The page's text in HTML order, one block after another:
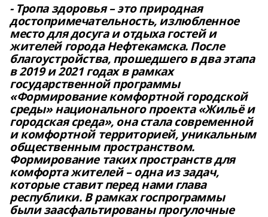
- Тропа здоровья – это природная
достопримечательность, излюбленное
место для досуга и отдыха гостей и
жителей города Нефтекамска. После
благоустройства, прошедшего в два этапа
в 2019 и 2021 годах в рамках
государственной программы
«Формирование комфортной городской
среды» национального проекта «Жильё и
городская среда», она стала современной
и комфортной территорией, уникальным
общественным пространством.
Формирование таких пространств для
комфорта жителей – одна из задач,
которые ставит перед нами глава
республики. В рамках госпрограммы
были заасфальтированы прогулочные